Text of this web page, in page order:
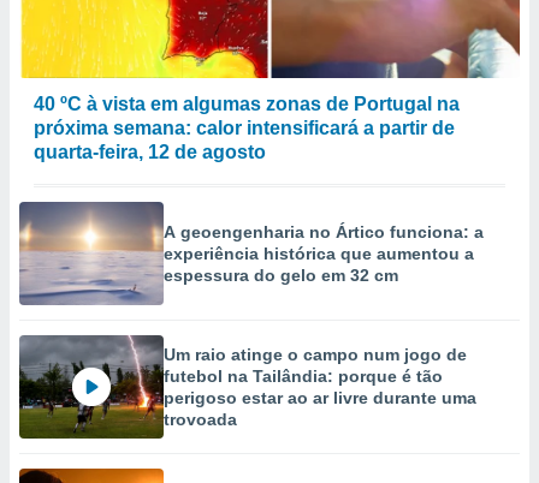
40 ºC à vista em algumas zonas de Portugal na
próxima semana: calor intensificará a partir de
quarta-feira, 12 de agosto
A geoengenharia no Ártico funciona: a
experiência histórica que aumentou a
espessura do gelo em 32 cm
Um raio atinge o campo num jogo de
futebol na Tailândia: porque é tão
perigoso estar ao ar livre durante uma
trovoada